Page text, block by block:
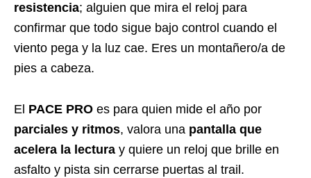
resistencia; alguien que mira el reloj para
confirmar que todo sigue bajo control cuando el
viento pega y la luz cae. Eres un montañero/a de
pies a cabeza.
El PACE PRO es para quien mide el año por
parciales y ritmos, valora una pantalla que
acelera la lectura y quiere un reloj que brille en
asfalto y pista sin cerrarse puertas al trail.